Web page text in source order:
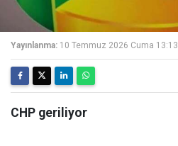
Yayınlanma: 10 Temmuz 2026 Cuma 13:13
CHP geriliyor